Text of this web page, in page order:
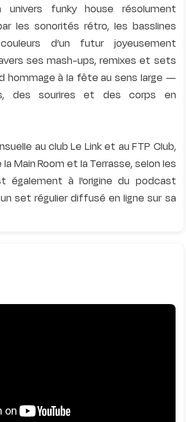
funky house résolument
les sonorités rétro, les basslines
d’un futur joyeusement
ses mash-ups, remixes et sets
hommage à la fête au sens large —
des sourires et des corps en
au club Le Link et au FTP Club,
Main Room et la Terrasse, selon les
également à l'origine du podcast
un set régulier diffusé en ligne sur sa